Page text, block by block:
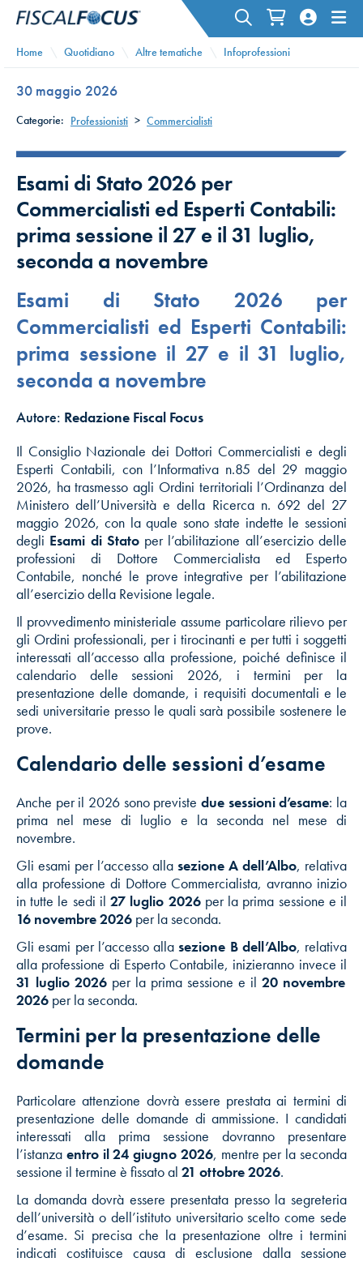
Home Quotidiano Altre tematiche Infoprofessioni
30 maggio 2026
Categorie: Professionisti > Commercialisti
Esami di Stato 2026 per
Commercialisti ed Esperti Contabili:
prima sessione il 27 e il 31 luglio,
seconda a novembre
Esami di Stato 2026 per
Commercialisti ed Esperti Contabili:
prima sessione il 27 e il 31 luglio,
seconda a novembre
Autore: Redazione Fiscal Focus
Il Consiglio Nazionale dei Dottori Commercialisti e degli
Esperti Contabili, con l’Informativa n.85 del 29 maggio
2026, ha trasmesso agli Ordini territoriali l’Ordinanza del
Ministero dell’Università e della Ricerca n. 692 del 27
maggio 2026, con la quale sono state indette le sessioni
degli Esami di Statoper l’abilitazione all’esercizio delle
professioni di Dottore Commercialista ed Esperto
Contabile, nonché le prove integrative per l’abilitazione
all’esercizio della Revisione legale.
Il provvedimento ministeriale assume particolare rilievo per
gli Ordini professionali, per i tirocinanti e per tutti i soggetti
interessati all’accesso alla professione, poiché definisce il
calendario delle sessioni 2026, i termini per la
presentazione delle domande, i requisiti documentali e le
sedi universitarie presso le quali sarà possibile sostenere le
prove.
Calendario delle sessioni d’esame
Anche per il 2026 sono previste due sessioni d’esame: la
prima nel mese di luglio e la seconda nel mese di
novembre.
Gli esami per l’accesso alla sezione A dell’Albo, relativa
alla professione di Dottore Commercialista, avranno inizio
in tutte le sedi il27 luglio 2026per la prima sessione e il
16 novembre 2026 per la seconda.
Gli esami per l’accesso alla sezione B dell’Albo, relativa
alla professione di Esperto Contabile, inizieranno invece il
31 luglio 2026 per la prima sessione e il 20 novembre
2026 per la seconda.
Termini per la presentazione delle
domande
Particolare attenzione dovrà essere prestata ai termini di
presentazione delle domande di ammissione. I candidati
interessati alla prima sessione dovranno presentare
l’istanza entro il 24 giugno 2026, mentre per la seconda
sessione il termine è fissato al 21 ottobre 2026.
La domanda dovrà essere presentata presso la segreteria
dell’università o dell’istituto universitario scelto come sede
d’esame. Si precisa che la presentazione oltre i termini
indicati costituisce causa di esclusione dalla sessione